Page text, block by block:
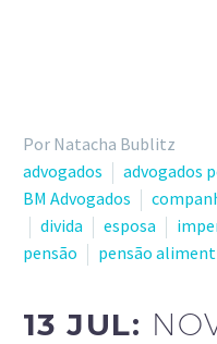
Por Natacha Bublitz
advogados
advogados
BM Advogados
divida
esposa
pensão
pensão
13 JUL: